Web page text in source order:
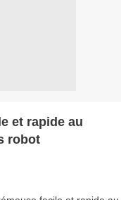
et rapide au
robot